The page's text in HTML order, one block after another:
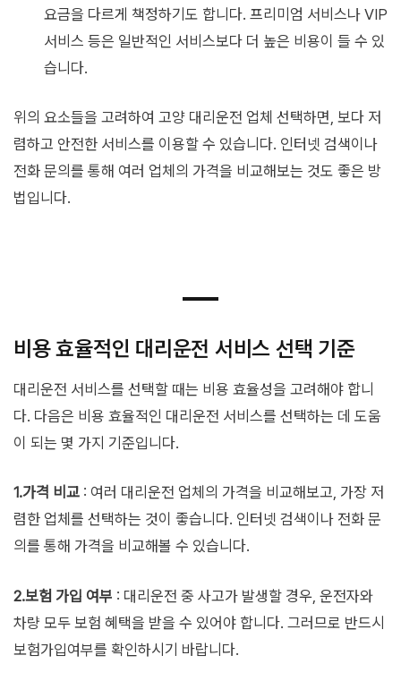
요금을 다르게 책정하기도 합니다. 프리미엄 서비스나 VIP
서비스 등은 일반적인 서비스보다 더 높은 비용이 들 수 있
습니다.
위의 요소들을 고려하여 고양 대리운전 업체 선택하면, 보다 저
렴하고 안전한 서비스를 이용할 수 있습니다. 인터넷 검색이나
전화 문의를 통해 여러 업체의 가격을 비교해보는 것도 좋은 방
법입니다.
비용 효율적인 대리운전 서비스 선택 기준
대리운전 서비스를 선택할 때는 비용 효율성을 고려해야 합니
다. 다음은 비용 효율적인 대리운전 서비스를 선택하는 데 도움
이 되는 몇 가지 기준입니다.
1.가격 비교 : 여러 대리운전 업체의 가격을 비교해보고, 가장 저
렴한 업체를 선택하는 것이 좋습니다. 인터넷 검색이나 전화 문
의를 통해 가격을 비교해볼 수 있습니다.
2.보험 가입 여부 : 대리운전 중 사고가 발생할 경우, 운전자와
차량 모두 보험 혜택을 받을 수 있어야 합니다. 그러므로 반드시
보험가입여부를 확인하시기 바랍니다.